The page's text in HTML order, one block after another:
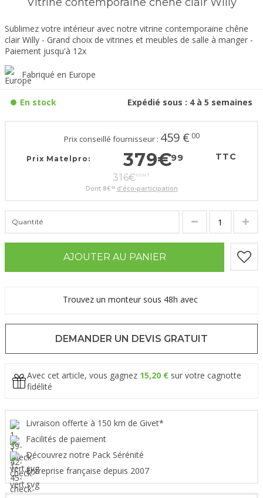
Vitrine contemporaine chêne clair Willy
Sublimez votre intérieur avec notre vitrine contemporaine chêne
clair Willy - Grand choix de vitrines et meubles de salle à manger -
Paiement jusqu'à 12x
Fabriqué en Europe
En stock Expédié sous : 4 à 5 semaines
Prix conseillé fournisseur : 459 € 00
Prix Matelpro: 379€99 TTC
316€66 HT
Dont 8€ 50 d'éco-participation
Quantité
AJOUTER AU PANIER
Trouvez un monteur sous 48h avec
DEMANDER UN DEVIS GRATUIT
Avec cet article, vous gagnez 15,20 € sur votre cagnotte
fidélité
Livraison offerte à 150 km de Givet*
Facilités de paiement
Découvrez notre Pack Sérénité
Entreprise française depuis 2007